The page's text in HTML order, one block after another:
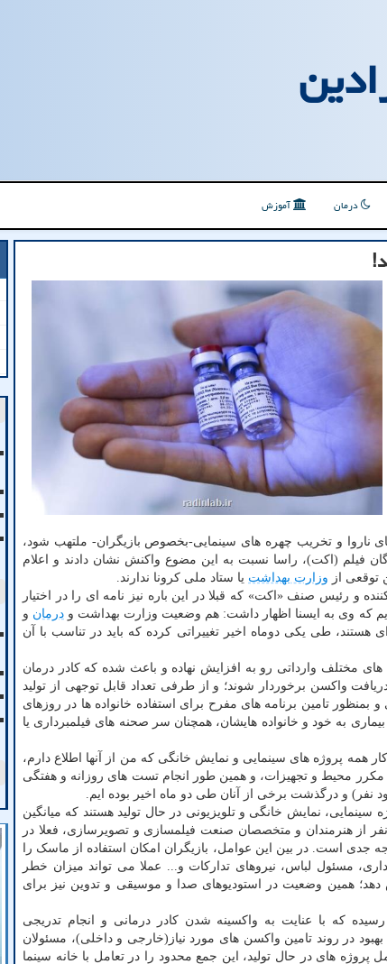
درمان آموزش
ناروا و تخریب چهره های سینمایی-بخصوص بازیگران- ملتهب شود،
فیلم (اکت)، راسا نسبت به این مضوع واکنش نشان دادند و اعلام
توقعی از وزارت بهداشت یا ستاد ملی کرونا ندارند.
و رئیس صنف «اکت» که قبلا در این باره نیز نامه ای را در اختیار
که وی به ایسنا اظهار داشت: هم وضعیت وزارت بهداشت و درمان و
طی یکی دوماه اخیر تغییراتی کرده که باید در تناسب با آن
های مختلف وارداتی رو به افزایش نهاده و باعث شده که کادر درمان
واکسن برخوردار شوند؛ و از طرفی تعداد قابل توجهی از تولید
تامین برنامه های مفرح برای استفاده خانواده ها در روزهای
به خود و خانواده هایشان، همچنان سر صحنه های فیلمبرداری یا
همه پروژه های سینمایی و نمایش خانگی که من از آنها اطلاع دارم،
محیط و تجهیزات، و همین طور انجام تست های روزانه و هفتگی
نفر) و درگذشت برخی از آنان طی دو ماه اخیر بوده ایم.
توضیح بیشتر این شرایط اظهار داشت: هم اکنون حدود 50 پروژه سینمایی، نمایش خانگی و تلویزیونی در حال تولید هستند که میانگین
تعداد عوامل فعال در آنها به 40 نفر می رسد؛ به عبارتی دیگر حدود 2000 نفر از هنرمندان و متخصصان صنعت فیلمسازی و تصویرسازی، فعلا در
است. در بین این عوامل، بازیگران امکان استفاده از ماسک را
مسئول لباس، نیروهای تدارکات و... عملا می تواند میزان خطر
همین وضعیت در استودیوهای صدا و موسیقی و تدوین نیز برای
که با عنایت به واکسینه شدن کادر درمانی و انجام تدریجی
در روند تامین واکسن های مورد نیاز(خارجی و داخلی)، مسئولان
پروژه های در حال تولید، این جمع محدود را در تعامل با خانه سینما